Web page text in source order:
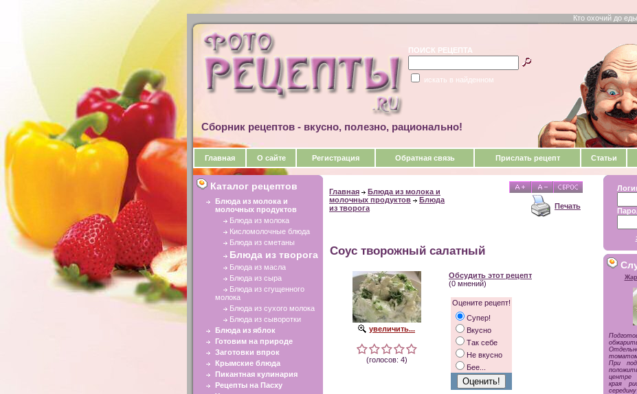
ПОИСК РЕЦЕПТА
искать в найденном
Сборник рецептов - вкусно, полезно, рационально!
Кто охочий до
Главная О сайте Регистрация Обратная связь Прислать рецепт Статьи
Каталог рецептов
Блюда из молока и
молочных продуктов
Блюда из молока
Кисломолочные блюда
Блюда из сметаны
Блюда из творога
Блюда из масла
Блюда из сыра
Блюда из сгущенного
молока
Блюда из сухого молока
Блюда из сыворотки
Блюда из яблок
Готовим на природе
Заготовки впрок
Крымские блюда
Пикантная кулинария
Рецепты на Пасху
Главная
Блюда из молока и
молочных продуктов
Блюда
из творога
Печать
Соус творожный салатный
увеличить...
(голосов: 4)
Обсудить этот рецепт
(0 мнений)
Оцените рецепт!
Супер!
Вкусно
Так себе
Не вкусно
Бее...
При
центре
края